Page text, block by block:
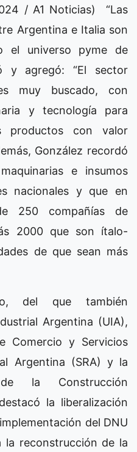
/ A1 Noticias) “Las
Argentina e Italia son
el universo pyme de
y agregó: “El sector
muy buscado, con
y tecnología para
productos con valor
González recordó
e insumos
nacionales y que en
250 compañías de
2000 que son ítalo-
de que sean más
del que también
Argentina (UIA),
Comercio y Servicios
Argentina (SRA) y la
la Construcción
la liberalización
del DNU
la reconstrucción de la